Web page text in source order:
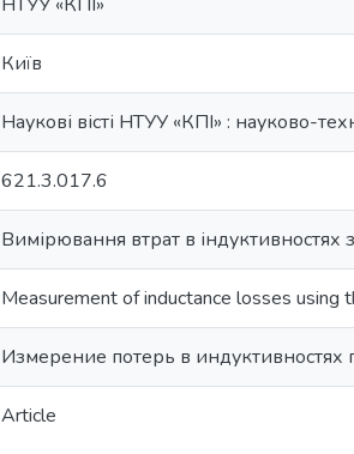
Київ
Наукові вісті НТУУ «КПІ» : науково-
621.3.017.6
Вимірювання втрат в
Measurement of inductance losses
Измерение потерь в индуктивностях
Article